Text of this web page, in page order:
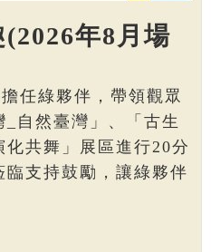
年8月場
任綠夥伴，帶領觀眾
自然臺灣」、「古生
共舞」展區進行20分
支持鼓勵，讓綠夥伴